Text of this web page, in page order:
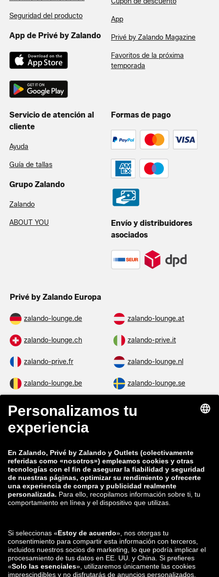
Seguridad del producto
App de Privé by Zalando
App
Privé by Zalando Magazine
Favoritos de la próxima
temporada
Servicio de atención al
cliente
Ayuda
Guía de tallas
Grupo Zalando
Zalando
ABOUT YOU
Formas de pago
Envío y distribuidores
asociados
Privé by Zalando Europa
zalando-lounge.de zalando-lounge.at
zalando-lounge.ch zalando-prive.it
zalando-prive.fr zalando-lounge.nl
zalando-lounge.be zalando-lounge.se
zalando-lounge.fi
zalando-lounge.co.uk
zalando-prive.es
zalando-lounge.lt zalando-lounge.sk
zalando-lounge.ro zalando-lounge.hr
zalando-lounge.lu zalando-lounge.ee
zalando-lounge.lv zalando-lounge.no